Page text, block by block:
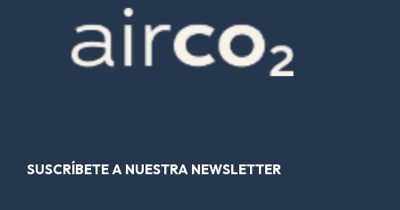
SUSCRÍBETE A NUESTRA NEWSLETTER